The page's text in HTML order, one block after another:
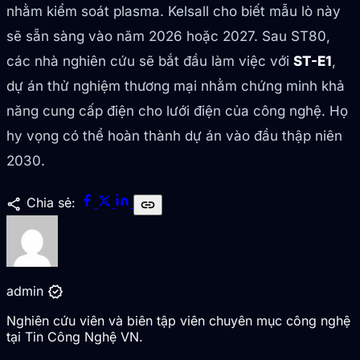
nhằm kiểm soát plasma. Kelsall cho biết mẫu lò này
sẽ sẵn sàng vào năm 2026 hoặc 2027. Sau ST80,
các nhà nghiên cứu sẽ bắt đầu làm việc với ST-E1,
dự án thử nghiệm thương mại nhằm chứng minh khả
năng cung cấp điện cho lưới điện của công nghệ. Họ
hy vọng có thể hoàn thành dự án vào đầu thập niên
2030.
share Chia sẻ: link
admin verified
Nghiên cứu viên và biên tập viên chuyên mục công nghệ
tại Tin Công Nghệ VN.